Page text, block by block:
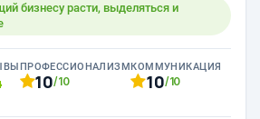
бизнесу расти, выделяться и
ПРОФЕССИОНАЛИЗМ
10/10
КОММУНИКАЦИЯ
10/10